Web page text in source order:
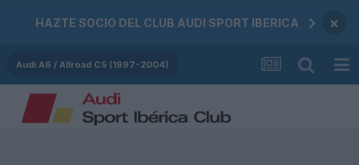
HAZTE SOCIO DEL CLUB AUDI SPORT IBERICA ×
Audi A6 / Allroad C5 (1997-2004)